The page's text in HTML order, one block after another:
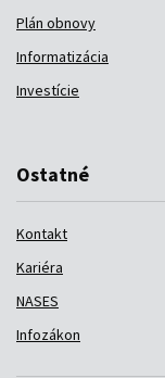
Plán obnovy
Informatizácia
Investície
Ostatné
Kontakt
Kariéra
NASES
Infozákon